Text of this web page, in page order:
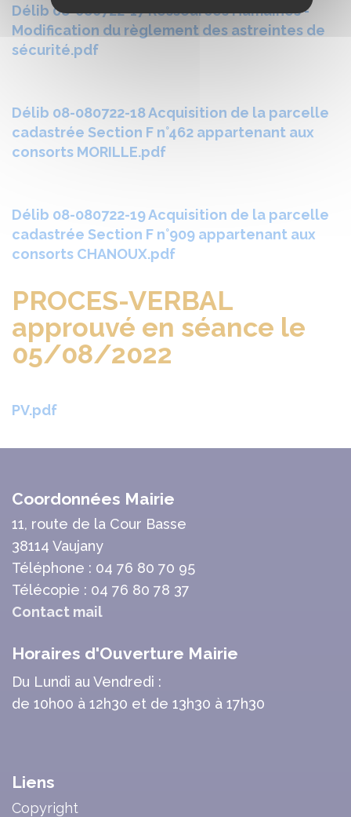
Délib 08-080722-17 Ressources Humaines -
Modification du règlement des astreintes de
sécurité.pdf
Délib 08-080722-18 Acquisition de la parcelle
cadastrée Section F n°462 appartenant aux
consorts MORILLE.pdf
Délib 08-080722-19 Acquisition de la parcelle
cadastrée Section F n°909 appartenant aux
consorts CHANOUX.pdf
PROCES-VERBAL
approuvé en séance le
05/08/2022
PV.pdf
Coordonnées Mairie
11, route de la Cour Basse
38114 Vaujany
Téléphone : 04 76 80 70 95
Télécopie : 04 76 80 78 37
Contact mail
Horaires d'Ouverture Mairie
Du Lundi au Vendredi :
de 10h00 à 12h30 et de 13h30 à 17h30
Liens
Copyright